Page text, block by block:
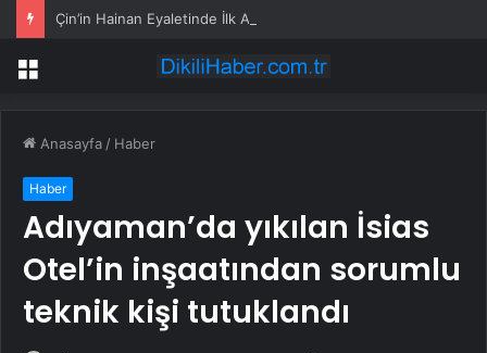
Menü
Anasayfa / Haber
Haber
Adıyaman’da yıkılan İsias
Otel’in inşaatından sorumlu
teknik kişi tutuklandı